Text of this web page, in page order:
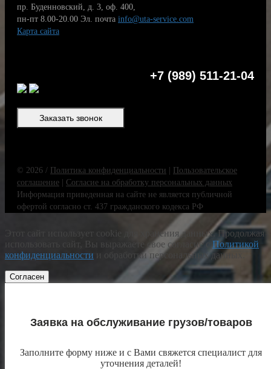
пр. Буденновский, д. 3, оф. 400,
пн-пт 8.00-20.00 Эл. почта info@uta-service.com
Карта сайта
+7 (989) 511-21-04
Заказать звонок
© 2026 / Политика конфиденциальности | Пользовательское
соглашение | Согласие на обработку персональных данных
Информация приведенная на сайте не является публичной
офертой согласно ст. 437 гражданского кодекса РФ
Этот сайт использует cookie для хранения данных. Продолжая
использовать сайт, Вы выражаете свое согласие с Политикой
конфиденциальности и обработки персональных данных.
Согласен
Заявка на обслуживание грузов/товаров
Заполните форму ниже и с Вами свяжется специалист для
уточнения деталей!